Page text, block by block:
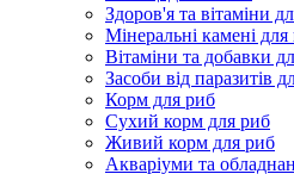
Здоров'я та вітаміни
Мінеральні камені для
Вітаміни та добавки
Засоби від паразитів
Корм для риб
Сухий корм для риб
Живий корм для риб
Акваріуми та